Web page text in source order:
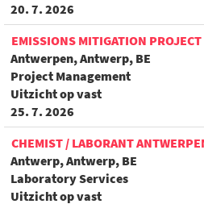
20. 7. 2026
EMISSIONS MITIGATION
Antwerpen, Antwerp, BE
Project Management
Uitzicht op vast
25. 7. 2026
CHEMIST / LABORANT
Antwerp, Antwerp, BE
Laboratory Services
Uitzicht op vast